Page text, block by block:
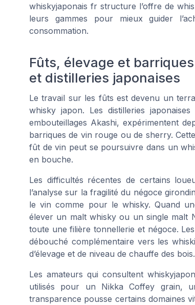
whiskyjaponais fr structure l’offre de
leurs gammes pour mieux guider
consommation.
Fûts, élevage et
et distilleries japonaises
Le travail sur les fûts est devenu un
whisky japon. Les distilleries
embouteillages Akashi, expérimentent
barriques de vin rouge ou de sherry.
fût de vin peut se poursuivre dans un
en bouche.
Les difficultés récentes de certains
l’analyse sur la fragilité du négoce
le vin comme pour le whisky. Quand
élever un malt whisky ou un single malt
toute une filière tonnellerie et négoce.
débouché complémentaire vers les
d’élevage et de niveau de chauffe des bois.
Les amateurs qui consultent
utilisés pour un Nikka Coffey grain,
transparence pousse certains domaines